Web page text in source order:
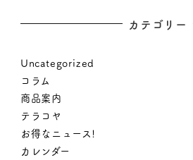
カテゴリー
Uncategorized
コラム
商品案内
テラコヤ
お得なニュース!
カレンダー